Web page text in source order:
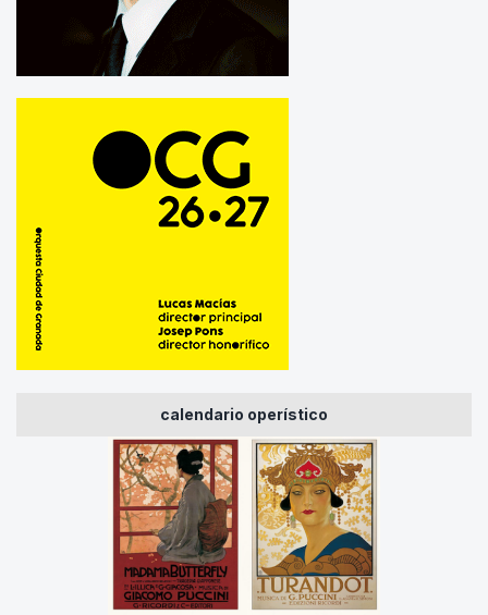
calendario operístico